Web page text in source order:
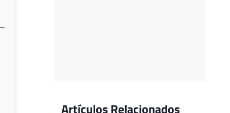
Artículos Relacionados